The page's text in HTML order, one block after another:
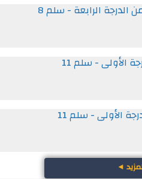
الرابعة - سلم 8
- سلم 11
الأولى - سلم 11
◄